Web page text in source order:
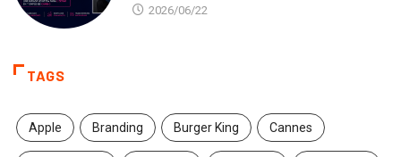
2026/06/22
TAGS
Apple Branding Burger King Cannes